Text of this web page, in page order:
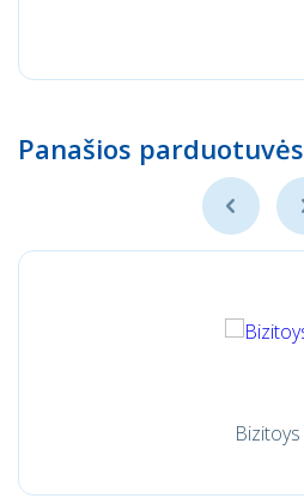
Panašios parduotuvės
Bizitoys